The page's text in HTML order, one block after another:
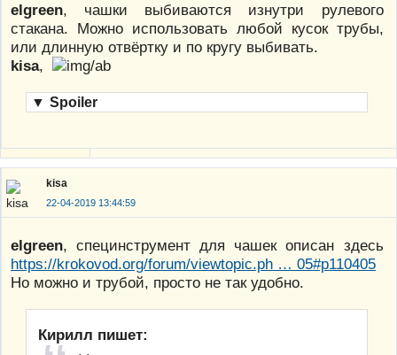
elgreen, чашки выбиваются изнутри рулевого
стакана. Можно использовать любой кусок трубы,
или длинную отвёртку и по кругу выбивать.
kisa,
▼ Spoiler
kisa
22-04-2019 13:44:59
elgreen, специнструмент для чашек описан здесь
https://krokovod.org/forum/viewtopic.ph … 05#p110405
Но можно и трубой, просто не так удобно.
Кирилл пишет: